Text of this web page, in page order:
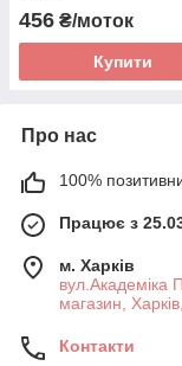
456 ₴/моток
Купити
Про нас
100%
Працює з
м. Харків
вул.Академіка
магазин,
Контакти